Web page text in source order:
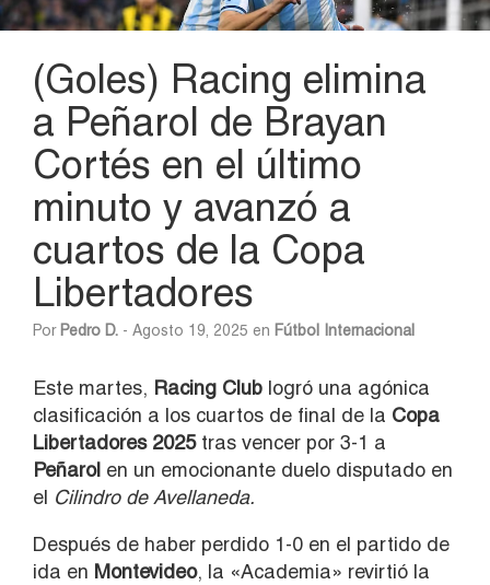
(Goles) Racing elimina
a Peñarol de Brayan
Cortés en el último
minuto y avanzó a
cuartos de la Copa
Libertadores
Por Pedro D. - Agosto 19, 2025 en Fútbol Internacional
Este martes, Racing Club logró una agónica
clasificación a los cuartos de final de la Copa
Libertadores 2025tras vencer por 3-1 a
Peñarol en un emocionante duelo disputado en
el Cilindro de Avellaneda.
Después de haber perdido 1-0 en el partido de
ida en Montevideo, la «Academia» revirtió la